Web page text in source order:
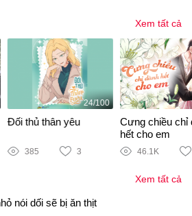
Xem tất cả
24/100
Đối thủ thân yêu
385 3
Cưng chiều chỉ
hết cho em
46.1K
Xem tất cả
nói dối sẽ bị ăn thịt